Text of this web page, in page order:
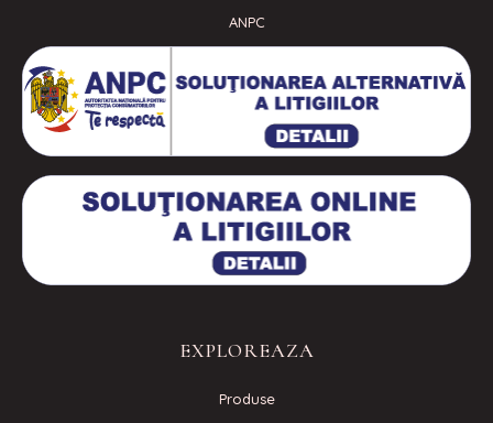
ANPC
EXPLOREAZA
Produse